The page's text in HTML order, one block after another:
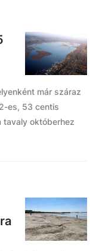
már száraz
es, 53 centis
tavaly októberhez